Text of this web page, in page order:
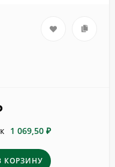
1 069,50 ₽
КОРЗИНУ